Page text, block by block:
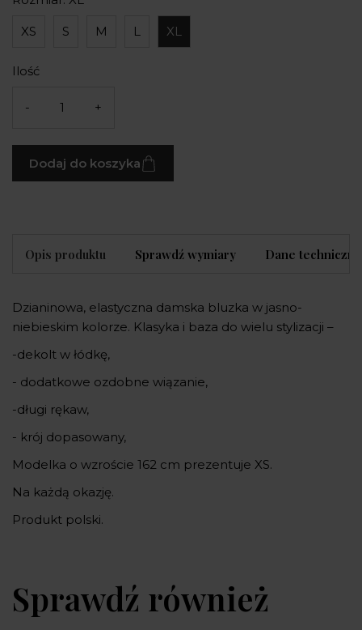
XS S M L XL
Ilość
- +
Dodaj do koszyka
Opis produktu Sprawdź wymiary Dane techniczne
Dzianinowa, elastyczna damska bluzka w jasno-
niebieskim kolorze. Klasyka i baza do wielu stylizacji –
-dekolt w łódkę,
- dodatkowe ozdobne wiązanie,
-długi rękaw,
- krój dopasowany,
Modelka o wzroście 162 cm prezentuje XS.
Na każdą okazję.
Produkt polski.
Sprawdź również